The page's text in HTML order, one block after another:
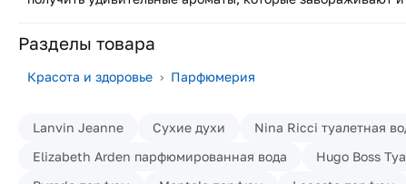
Разделы товара
Красота и здоровье › Парфюмерия
Lanvin Jeanne Сухие духи Nina Ricci туалетная
Elizabeth Arden парфюмированная вода
Hugo Boss